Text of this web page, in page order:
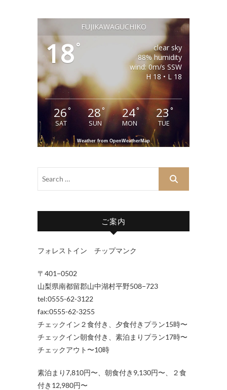
FUJIKAWAGUCHIKO
18°
clear sky
88% humidity
wind: 0m/s SSW
H 18 • L 18
26°
SAT
28°
SUN
24°
MON
23°
TUE
Weather from OpenWeatherMap
ご案内
フォレストイン チップマンク
〒401−0502
山梨県南都留郡山中湖村平野508−723
tel:0555-62-3122
fax:0555-62-3255
チェックイン２食付き、夕食付きプラン15時〜
チェックイン朝食付き、素泊まりプラン17時〜
チェックアウト〜10時
素泊まり7,810円〜、朝食付き9,130円〜、２食
付き12,980円〜